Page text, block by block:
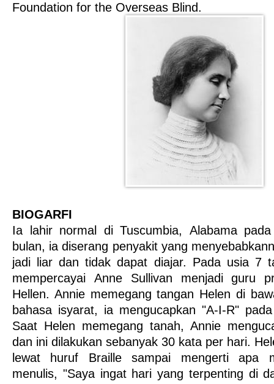
Foundation for the Overseas Blind.
BIOGARFI
Ia lahir normal di Tuscumbia, Alabama
bulan, ia diserang penyakit yang
jadi liar dan tidak dapat diajar. Pada usia 7
mempercayai Anne Sullivan menjadi guru
Hellen. Annie memegang tangan Helen di
bahasa isyarat, ia mengucapkan "A-I-R"
Saat Helen memegang tanah, Annie
dan ini dilakukan sebanyak 30 kata per hari.
lewat huruf Braille sampai mengerti apa
menulis, "Saya ingat hari yang terpenting di